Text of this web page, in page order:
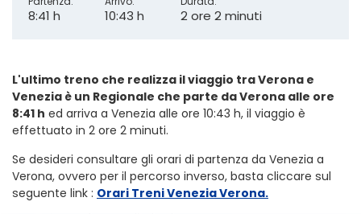
8:41 h 10:43 h 2 ore 2 minuti
L'ultimo treno che realizza il viaggio tra Verona e
Venezia è un Regionale che parte da Verona alle ore
8:41 h ed arriva a Venezia alle ore 10:43 h, il viaggio è
effettuato in 2 ore 2 minuti.
Se desideri consultare gli orari di partenza da Venezia a
Verona, ovvero per il percorso inverso, basta cliccare sul
seguente link : Orari Treni Venezia Verona.